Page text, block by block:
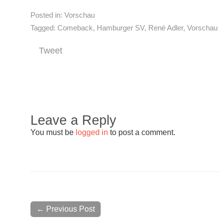
Posted in: Vorschau
Tagged: Comeback, Hamburger SV, René Adler, Vorschau
Tweet
Leave a Reply
You must be logged in to post a comment.
← Previous Post